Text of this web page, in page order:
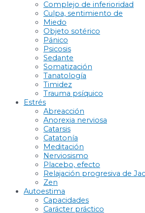
Complejo de inferioridad
Culpa, sentimiento de
Miedo
Objeto sotérico
Pánico
Psicosis
Sedante
Somatización
Tanatología
Timidez
Trauma psíquico
Estrés
Abreacción
Anorexia nerviosa
Catarsis
Catatonía
Meditación
Nerviosismo
Placebo, efecto
Relajación progresiva de
Zen
Autoestima
Capacidades
Carácter práctico